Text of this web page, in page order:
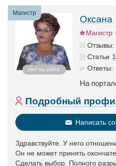
Магистр
Нет на сайте
Оксана
Магистр
Отзывы:
Статьи
Ответы:
На
Подробный
Написать
Здравствуйте. У него
Он не может принять
Сделать выбор. Полного